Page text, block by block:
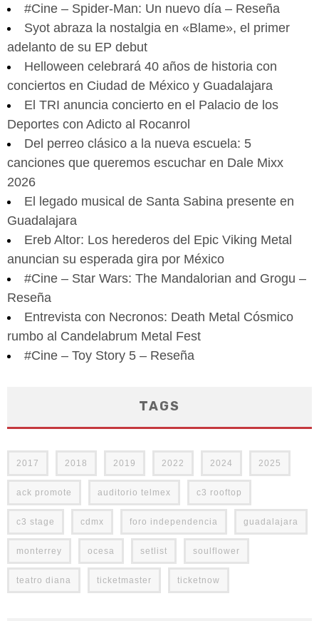
#Cine – Spider-Man: Un nuevo día – Reseña
Syot abraza la nostalgia en «Blame», el primer
adelanto de su EP debut
Helloween celebrará 40 años de historia con
conciertos en Ciudad de México y Guadalajara
El TRI anuncia concierto en el Palacio de los
Deportes con Adicto al Rocanrol
Del perreo clásico a la nueva escuela: 5
canciones que queremos escuchar en Dale Mixx
2026
El legado musical de Santa Sabina presente en
Guadalajara
Ereb Altor: Los herederos del Epic Viking Metal
anuncian su esperada gira por México
#Cine – Star Wars: The Mandalorian and Grogu –
Reseña
Entrevista con Necronos: Death Metal Cósmico
rumbo al Candelabrum Metal Fest
#Cine – Toy Story 5 – Reseña
TAGS
2017 2018 2019 2022 2024 2025
ack promote auditorio telmex c3 rooftop
c3 stage cdmx foro independencia guadalajara
monterrey ocesa setlist soulflower
teatro diana ticketmaster ticketnow